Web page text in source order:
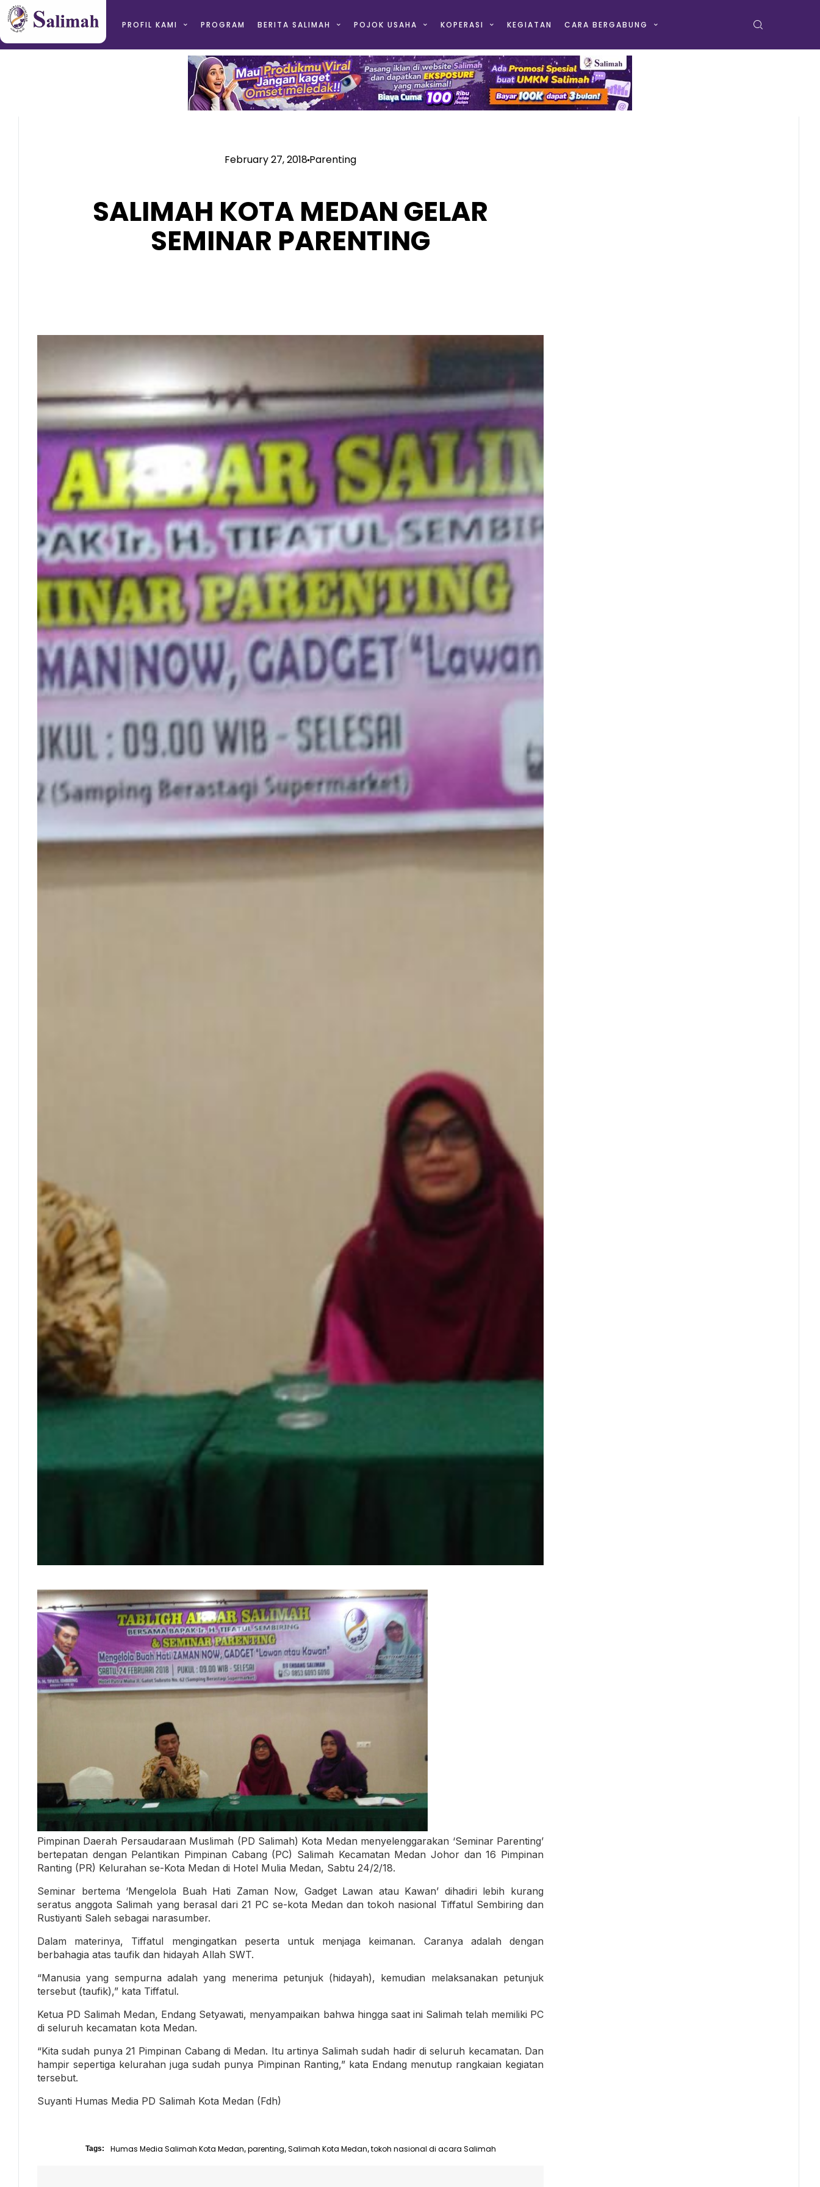
PROFIL KAMI PROGRAM BERITA SALIMAH POJOK USAHA KOPERASI KEGIATAN CARA BERGABUNG
February 27, 2018Parenting
SALIMAH KOTA MEDAN GELAR
SEMINAR PARENTING
Pimpinan Daerah Persaudaraan Muslimah (PD Salimah) Kota Medan menyelenggarakan ‘Seminar Parenting’
bertepatan dengan Pelantikan Pimpinan Cabang (PC) Salimah Kecamatan Medan Johor dan 16 Pimpinan
Ranting (PR) Kelurahan se-Kota Medan di Hotel Mulia Medan, Sabtu 24/2/18.
Seminar bertema ‘Mengelola Buah Hati Zaman Now, Gadget Lawan atau Kawan’ dihadiri lebih kurang
seratus anggota Salimah yang berasal dari 21 PC se-kota Medan dan tokoh nasional Tiffatul Sembiring dan
Rustiyanti Saleh sebagai narasumber.
Dalam materinya, Tiffatul mengingatkan peserta untuk menjaga keimanan. Caranya adalah dengan
berbahagia atas taufik dan hidayah Allah SWT.
“Manusia yang sempurna adalah yang menerima petunjuk (hidayah), kemudian melaksanakan petunjuk
tersebut (taufik),” kata Tiffatul.
Ketua PD Salimah Medan, Endang Setyawati, menyampaikan bahwa hingga saat ini Salimah telah memiliki PC
di seluruh kecamatan kota Medan.
“Kita sudah punya 21 Pimpinan Cabang di Medan. Itu artinya Salimah sudah hadir di seluruh kecamatan. Dan
hampir sepertiga kelurahan juga sudah punya Pimpinan Ranting,” kata Endang menutup rangkaian kegiatan
tersebut.
Suyanti Humas Media PD Salimah Kota Medan (Fdh)
Tags: Humas Media Salimah Kota Medan, parenting, Salimah Kota Medan, tokoh nasional di acara Salimah